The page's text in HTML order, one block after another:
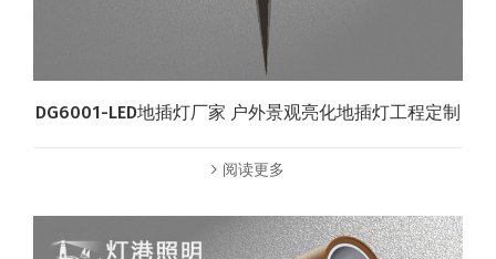
DG6001-LED地插灯厂家 户外景观亮化地插灯工程定制
阅读更多